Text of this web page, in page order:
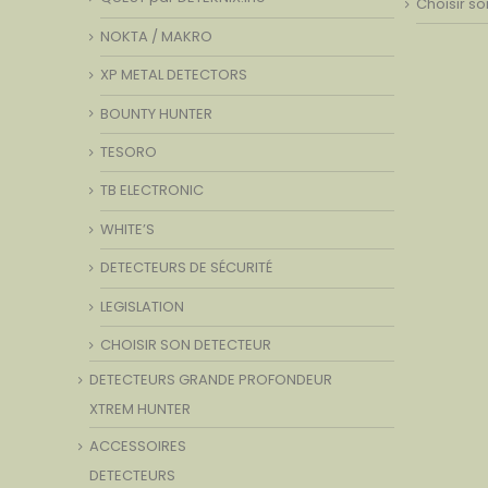
NOKTA / MAKRO
XP METAL DETECTORS
BOUNTY HUNTER
TESORO
TB ELECTRONIC
WHITE’S
DETECTEURS DE SÉCURITÉ
LEGISLATION
CHOISIR SON DETECTEUR
DETECTEURS GRANDE PROFONDEUR
XTREM HUNTER
ACCESSOIRES
DETECTEURS